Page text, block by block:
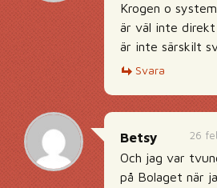
Krogen o
är väl inte direkt
är inte särskilt
Svara
26
Betsy
Och jag var
på Bolaget när